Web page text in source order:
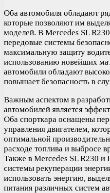
Оба автомобиля обладают
которые позволяют им
моделей. В Mercedes SL
передовые системы
максимальную защиту
использованию новейших
автомобили обладают
повышает безопасность в
Важным аспектом в
автомобилей является
Оба спорткара оснащены
управления двигателем,
оптимальной
расходе топлива и выбросе
Также в Mercedes SL R230 и
системы рекуперации
использовать энергию,
питания различных систем